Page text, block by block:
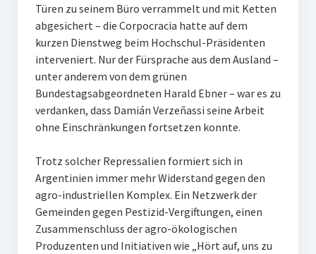
Türen zu seinem Büro verrammelt und mit Ketten
abgesichert – die Corpocracia hatte auf dem
kurzen Dienstweg beim Hochschul-Präsidenten
interveniert. Nur der Fürsprache aus dem Ausland –
unter anderem von dem grünen
Bundestagsabgeordneten Harald Ebner – war es zu
verdanken, dass Damián Verzeñassi seine Arbeit
ohne Einschränkungen fortsetzen konnte.
Trotz solcher Repressalien formiert sich in
Argentinien immer mehr Widerstand gegen den
agro-industriellen Komplex. Ein Netzwerk der
Gemeinden gegen Pestizid-Vergiftungen, einen
Zusammenschluss der agro-ökologischen
Produzenten und Initiativen wie „Hört auf, uns zu